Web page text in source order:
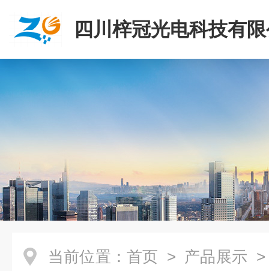
四川梓冠光电科技有
当前位置： 首页 > 产品展示